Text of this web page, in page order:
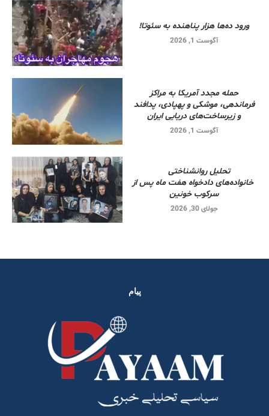
ورود ده‌ها هزار پناهنده به سئوتا!
آگوست 1, 2026
حمله مجدد آمریکا به مراکز
فرماندهی، موشکی و پهپادی، پدافند
و زیرساخت‌های دریایی ایران
آگوست 1, 2026
تحلیل روانشناختی
خانواده‌های دادخواه هفت ماه پس از
سرکوب خونین
جولای 30, 2026
پیام